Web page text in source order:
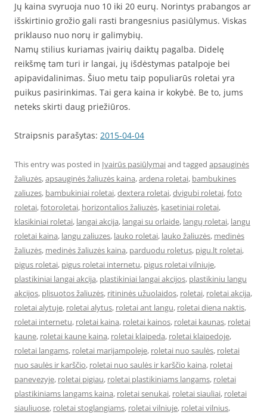
Jų kaina svyruoja nuo 10 iki 20 eurų. Norintys prabangos ar
išskirtinio grožio gali rasti brangesnius pasiūlymus. Viskas
priklauso nuo norų ir galimybių.
Namų stilius kuriamas įvairių daiktų pagalba. Didelę
reikšmę tam turi ir langai, jų išdėstymas patalpoje bei
apipavidalinimas. Šiuo metu taip populiarūs roletai yra
puikus pasirinkimas. Tai gera kaina ir kokybė. Be to, jums
neteks skirti daug priežiūros.
Straipsnis parašytas: 2015-04-04
This entry was posted in Įvairūs pasiūlymaiand tagged apsauginės
žaliuzės,apsauginės žaliuzės kaina,ardena roletai, bambukines
zaliuzes, bambukiniai roletai,dextera roletai,dvigubi roletai,foto
roletai,fotoroletai, horizontalios žaliuzės, kasetiniai roletai,
klasikiniai roletai, langai akcija, langai su orlaide, langų roletai, langu
roletai kaina, langu zaliuzes, lauko roletai, lauko žaliuzės, medinės
žaliuzės, medinės žaliuzės kaina, parduodu roletus, pigu.lt roletai,
pigus roletai, pigus roletai internetu, pigus roletai vilniuje,
plastikiniai langai akcija, plastikiniai langai akcijos, plastikiniu langu
akcijos, plisuotos žaliuzės, ritininės užuolaidos, roletai, roletai akcija,
roletai alytuje, roletai alytus, roletai ant langu, roletai diena naktis,
roletai internetu, roletai kaina, roletai kainos, roletai kaunas, roletai
kaune, roletai kaune kaina, roletai klaipeda, roletai klaipedoje,
roletai langams, roletai marijampoleje, roletai nuo saulės, roletai
nuo saulės ir karščio, roletai nuo saulės ir karščio kaina, roletai
panevezyje, roletai pigiau, roletai plastikiniams langams, roletai
plastikiniams langams kaina, roletai senukai, roletai siauliai, roletai
siauliuose, roletai stoglangiams, roletai vilniuje, roletai vilnius,